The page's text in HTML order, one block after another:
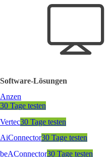
Software-Lösungen
Anzen
30 Tage testen
Vertec30 Tage testen
AiConnector30 Tage testen
beAConnector30 Tage testen